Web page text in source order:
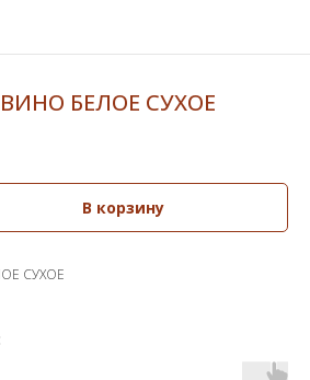
БЕЛОЕ СУХОЕ
В корзину
СУХОЕ